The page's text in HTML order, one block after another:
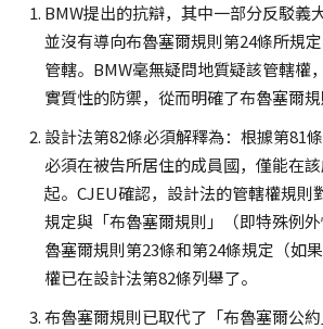
BMW提出的抗辯，其中一部分反駁義
並沒有導向布魯塞爾規則第24條所規
管轄。BMW毫無疑問地質疑該管轄權
實質性的防禦，從而明確了布魯塞爾規
設計法第82條必須解釋為：根據第81
必須在被告所居住的成員國，僅能在
起。CJEU確認，設計法的管轄權規則
規定與「布魯塞爾規則」（即特殊例
魯塞爾規則第23條和第24條規定（如
權已在設計法第82條列舉了。
布魯塞爾規則已取代了「布魯塞爾公